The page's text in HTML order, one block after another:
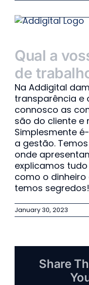
content
Qual a
de
Na Addigital
transparência e
connosco as
são do cliente e
Simplesmente
a gestão.
onde
explicamos
como o dinheiro
temos segredos!
January 30, 2023
Share